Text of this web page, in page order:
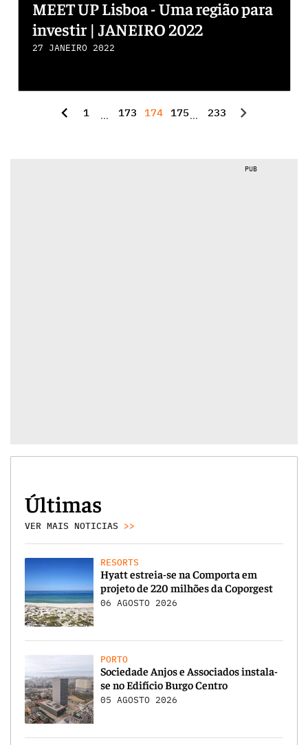
MEET UP Lisboa - Uma região para
investir | JANEIRO 2022
27 JANEIRO 2022
chevron_left 1 ... 173 174 175... 233 chevron_right
PUB
Últimas
VER MAIS NOTICIAS >>
RESORTS
Hyatt estreia-se na Comporta em
projeto de 220 milhões da Coporgest
06 AGOSTO 2026
PORTO
Sociedade Anjos e Associados instala-
se no Edifício Burgo Centro
05 AGOSTO 2026